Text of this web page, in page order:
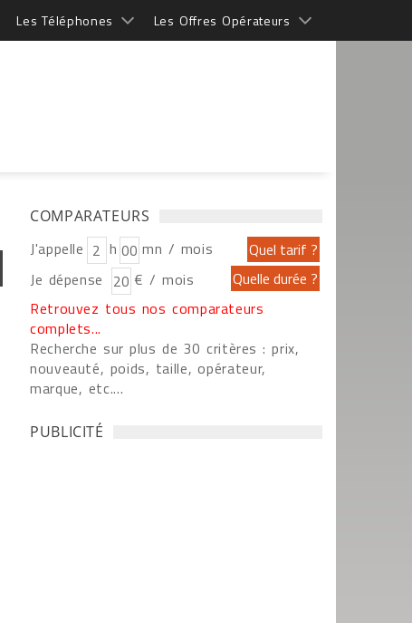
Les Téléphones Les Offres Opérateurs
COMPARATEURS
J'appelle h
mn / mois
Je dépense
€ / mois
Retrouvez tous nos comparateurs
complets...
Recherche sur plus de 30 critères : prix,
nouveauté, poids, taille, opérateur,
marque, etc....
PUBLICITÉ